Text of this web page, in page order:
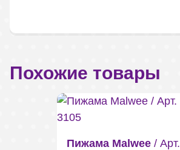
Похожие товары
Пижама Malwee/ Арт.